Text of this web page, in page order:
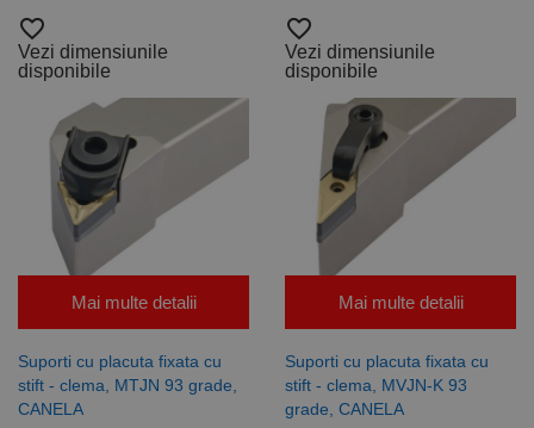
favorite_border
Vezi dimensiunile
disponibile
favorite_border
Vezi dimensiunile
disponibile
Mai multe detalii
Suporti cu placuta fixata cu
stift - clema, MTJN 93 grade,
CANELA
Mai multe detalii
Suporti cu placuta fixata cu
stift - clema, MVJN-K 93
grade, CANELA